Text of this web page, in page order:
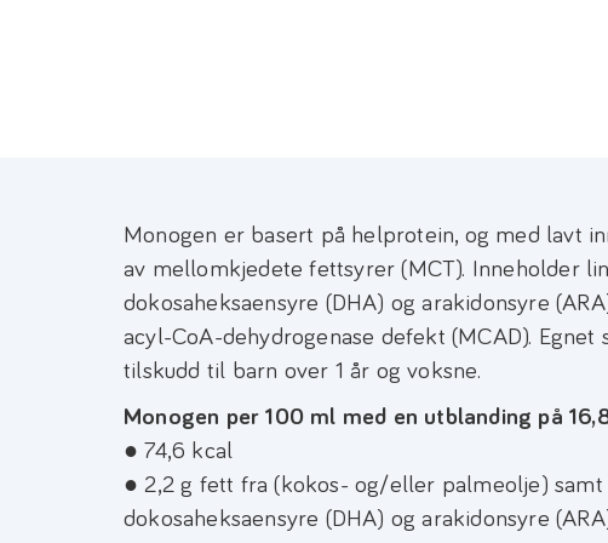
Monogen er basert på helprotein, og med lavt
av mellomkjedete fettsyrer (MCT). Inneholder
dokosaheksaensyre (DHA) og arakidonsyre
acyl-CoA-dehydrogenase defekt (MCAD).
tilskudd til barn over 1 år og voksne.
Monogen per 100 ml med en utblanding på
● 74,6 kcal
● 2,2 g fett fra (kokos- og/eller palmeolje)
dokosaheksaensyre (DHA) og arakidonsyre